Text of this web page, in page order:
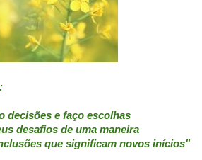
decisões e faço escolhas
desafios de uma maneira
que significam novos inícios"